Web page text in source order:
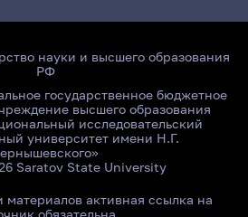
науки и высшего образования
РФ
государственное бюджетное
высшего образования
исследовательский
университет имени Н.Г.
Saratov State University
материалов активная ссылка на
обязательна